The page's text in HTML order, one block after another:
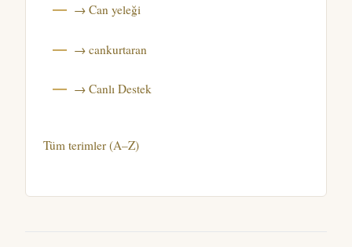
→ Can yeleği
→ cankurtaran
→ Canlı Destek
Tüm terimler (A–Z)